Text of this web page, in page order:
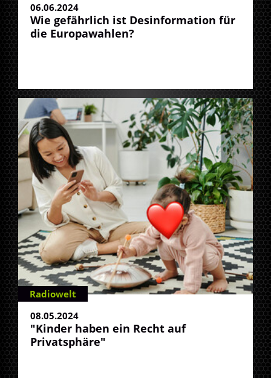
06.06.2024
Wie gefährlich ist Desinformation für
die Europawahlen?
Radiowelt
08.05.2024
"Kinder haben ein Recht auf
Privatsphäre"